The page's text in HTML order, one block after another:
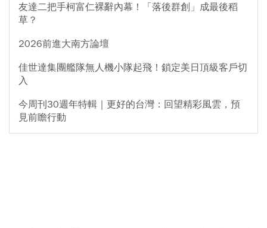
友達二把手柯富仁裸辭內幕！「落後群創」成最後稻
草？
2026前進大南方論壇
佳世達集團艦隊無人機小隊起飛！鎖定美日頂級客戶切
入
今周刊30週年特輯｜更好的台灣：回望精彩風雲，預
見前瞻行動